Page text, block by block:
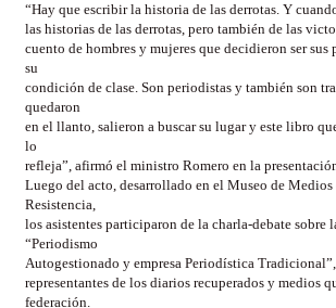
“Hay que escribir la historia de las derrotas. Y
las historias de las derrotas, pero también de las
cuento de hombres y mujeres que decidieron ser sus
su
condición de clase. Son periodistas y también son
quedaron
en el llanto, salieron a buscar su lugar y este libro
lo
refleja”, afirmó el ministro Romero en la
Luego del acto, desarrollado en el Museo de
Resistencia,
los asistentes participaron de la charla-debate sobre
“Periodismo
Autogestionado y empresa Periodística
representantes de los diarios recuperados y medios
federación.